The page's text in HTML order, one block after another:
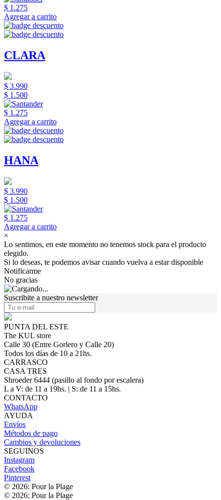
$ 1.275
Agregar a carrito
CLARA
$ 3.990
$ 1.500
$ 1.275
Agregar a carrito
HANA
$ 3.990
$ 1.500
$ 1.275
Agregar a carrito
×
Lo sentimos, en este momento no tenemos stock para el producto
elegido.
Si lo deseas, te podemos avisar cuando vuelva a estar disponible
Notificarme
No gracias
Suscribite a nuestro newsletter
PUNTA DEL ESTE
The KUL store
Calle 30 (Entre Gorlero y Calle 20)
Todos los días de 10 a 21hs.
CARRASCO
CASA TRES
Shroeder 6444 (pasillo al fondo por escalera)
L a V: de 11 a 19hs. | S: de 11 a 15hs.
CONTACTO
WhatsApp
AYUDA
Envíos
Métodos de pago
Cambios y devoluciones
SEGUINOS
Instagram
Facebook
Pinterest
© 2026: Pour la Plage
© 2026: Pour la Plage